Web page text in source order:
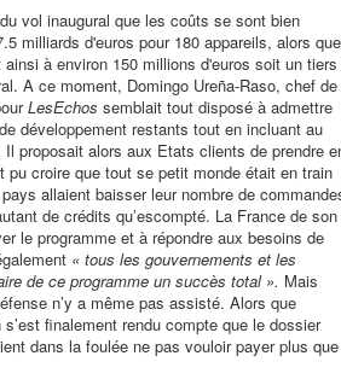
vol inaugural que les coûts se sont bien
milliards d'euros pour 180 appareils, alors que
à environ 150 millions d'euros soit un tiers
A ce moment, Domingo Ureña-Raso, chef de
LesEchos semblait tout disposé à admettre
développement restants tout en incluant au
proposait alors aux Etats clients de prendre
croire que tout se petit monde était en train
allaient baisser leur nombre de
de crédits qu’escompté. La France de son
le programme et à répondre aux besoins de
« tous les gouvernements et les
de ce programme un succès total ». Mais
n’y a même pas assisté. Alors que
finalement rendu compte que le dossier
dans la foulée ne pas vouloir payer plus que